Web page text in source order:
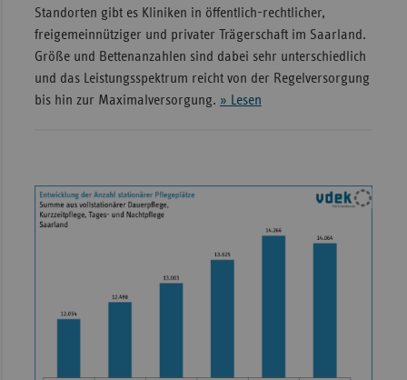
Standorten gibt es Kliniken in öffentlich-rechtlicher,
freigemeinnütziger und privater Trägerschaft im Saarland.
Größe und Bettenanzahlen sind dabei sehr unterschiedlich
und das Leistungsspektrum reicht von der Regelversorgung
bis hin zur Maximalversorgung. » Lesen